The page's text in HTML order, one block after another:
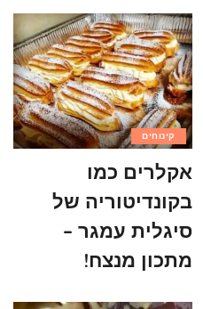
קינוחים
אקלרים כמו
בקונדיטוריה של
סיגלית עמגר –
מתכון מנצח!